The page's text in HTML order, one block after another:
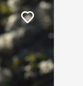
Liker